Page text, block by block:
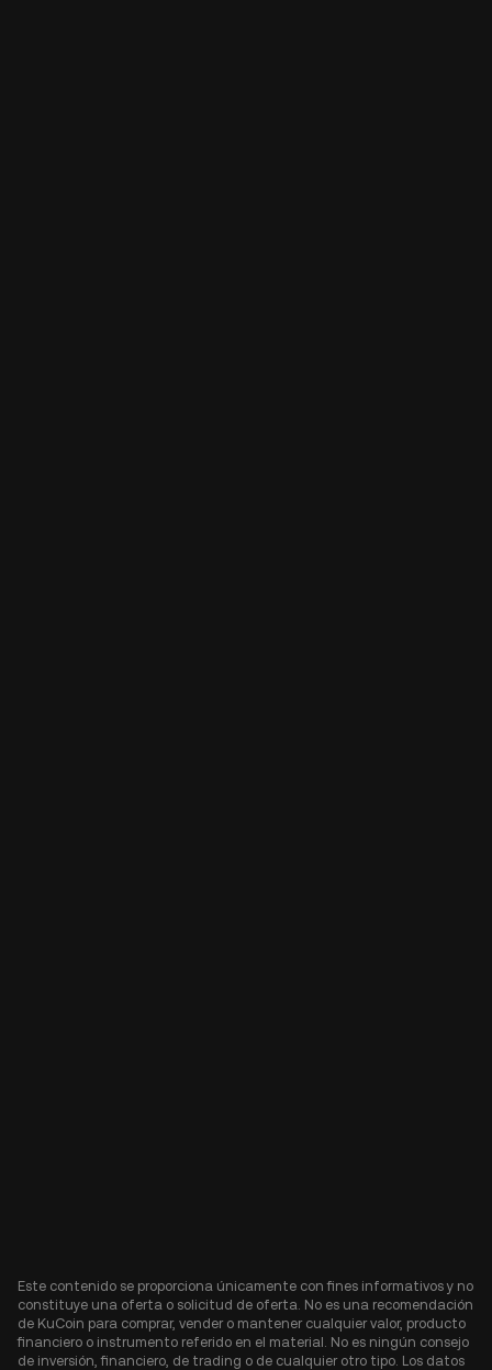
Este contenido se proporciona únicamente con fines informativos y no
constituye una oferta o solicitud de oferta. No es una recomendación
de KuCoin para comprar, vender o mantener cualquier valor, producto
financiero o instrumento referido en el material. No es ningún consejo
de inversión, financiero, de trading o de cualquier otro tipo. Los datos